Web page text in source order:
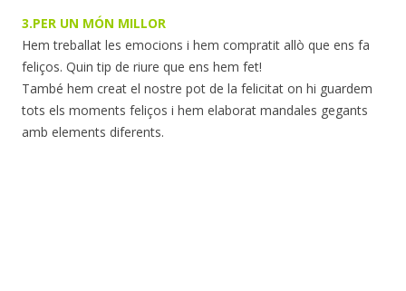
3.PER UN MÓN MILLOR
Hem treballat les emocions i hem compratit allò que ens fa
feliços. Quin tip de riure que ens hem fet!
També hem creat el nostre pot de la felicitat on hi guardem
tots els moments feliços i hem elaborat mandales gegants
amb elements diferents.